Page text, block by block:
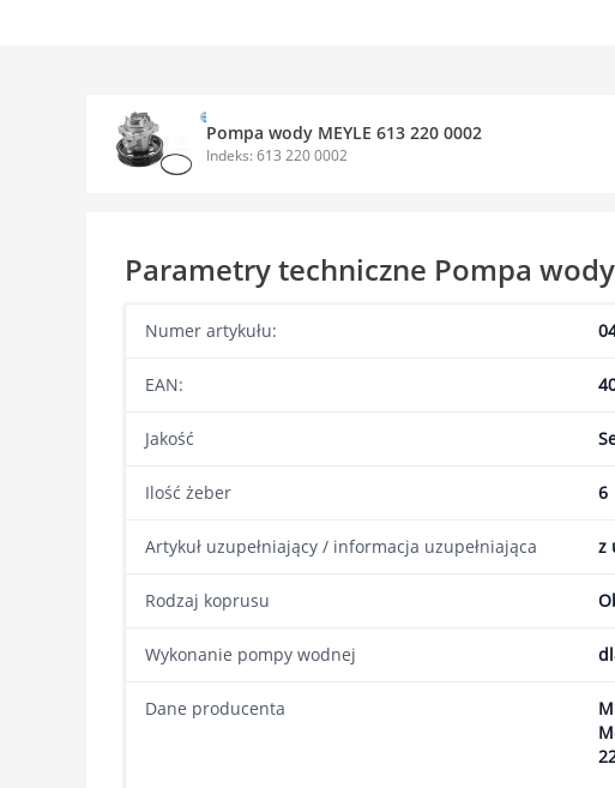
Pompa wody MEYLE 613 220 0002
Indeks: 613 220 0002
Parametry techniczne Pompa wody
Numer artykułu:
EAN:
Jakość
Ilość żeber 6
Artykuł uzupełniający / informacja uzupełniająca z
Rodzaj koprusu
Wykonanie pompy wodnej
Dane producenta